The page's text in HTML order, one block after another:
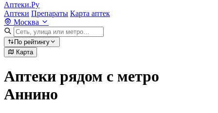
Аптеки.Ру
Аптеки Препараты Карта аптек
Москва
По рейтингу
Карта
Аптеки рядом с метро
Аннино